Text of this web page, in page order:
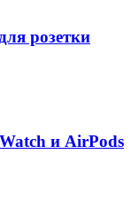
розетки
и AirPods